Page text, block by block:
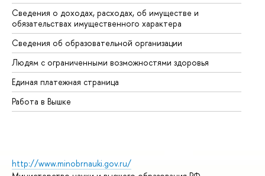
Сведения о доходах, расходах, об имуществе и
обязательствах имущественного характера
Сведения об образовательной организации
Людям с ограниченными возможностями здоровья
Единая платежная страница
Работа в Вышке
http://www.minobrnauki.gov.ru/